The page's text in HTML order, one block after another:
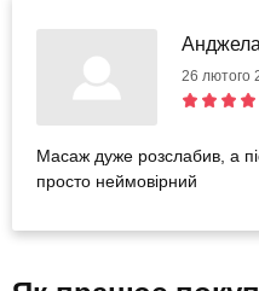
Анджела
26 лютого
Масаж дуже розслабив, а
просто неймовірний